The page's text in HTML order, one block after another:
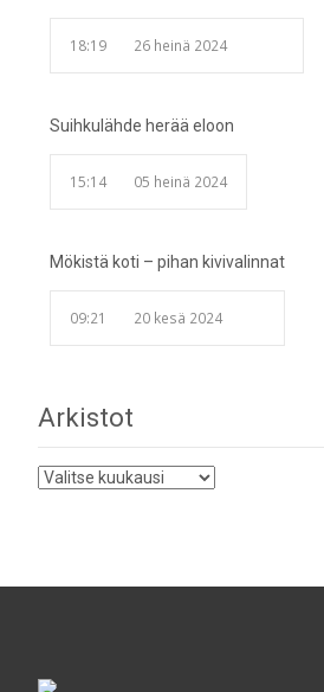
18:19 26 heinä 2024
Suihkulähde herää eloon
15:14 05 heinä 2024
Mökistä koti – pihan kivivalinnat
09:21 20 kesä 2024
Arkistot
Arkistot